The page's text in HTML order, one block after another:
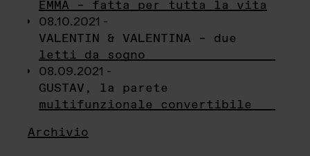
EMMA – fatta per tutta la vita
08.10.2021 -
VALENTIN & VALENTINA – due
letti da sogno
08.09.2021 -
GUSTAV, la parete
multifunzionale convertibile
Archivio